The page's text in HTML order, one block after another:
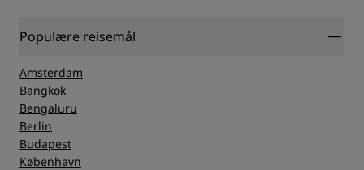
Populære reisemål
Amsterdam
Bangkok
Bengaluru
Berlin
Budapest
København